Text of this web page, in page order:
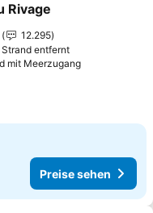
hinzufügen
Rivage
12.295
Strand entfernt
mit MeerzugangPreise
Preise sehen